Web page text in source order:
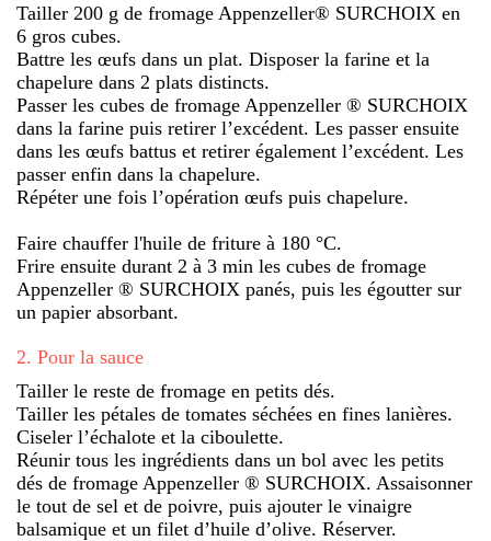
Tailler 200 g de fromage Appenzeller® SURCHOIX en
6 gros cubes.
Battre les œufs dans un plat. Disposer la farine et la
chapelure dans 2 plats distincts.
Passer les cubes de fromage Appenzeller ® SURCHOIX
dans la farine puis retirer l’excédent. Les passer ensuite
dans les œufs battus et retirer également l’excédent. Les
passer enfin dans la chapelure.
Répéter une fois l’opération œufs puis chapelure.
Faire chauffer l'huile de friture à 180 °C.
Frire ensuite durant 2 à 3 min les cubes de fromage
Appenzeller ® SURCHOIX panés, puis les égoutter sur
un papier absorbant.
2. Pour la sauce
Tailler le reste de fromage en petits dés.
Tailler les pétales de tomates séchées en fines lanières.
Ciseler l’échalote et la ciboulette.
Réunir tous les ingrédients dans un bol avec les petits
dés de fromage Appenzeller ® SURCHOIX. Assaisonner
le tout de sel et de poivre, puis ajouter le vinaigre
balsamique et un filet d’huile d’olive. Réserver.